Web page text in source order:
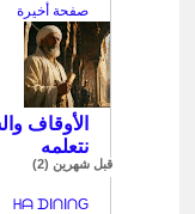
صفحة أخيرة
الأوقاف
نتعلمه
قبل شهرين (2)
ᕼᗩ ᗪIᑎIᑎG